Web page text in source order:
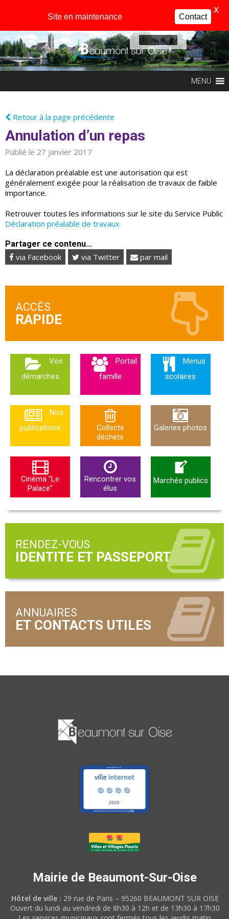
Profil
MENU
Retour à la page précédente
Annulation d’un repas
Publié le 27 janvier 2017
La déclaration préalable est une autorisation qui est
généralement exigée pour la réalisation de travaux de faible
importance.
Retrouver toutes les informations sur le site du Service Public
Déclaration préalable de travaux
Partager ce contenu...
via Facebook via Twitter par mail
ACCÈS
Vos
démarches
Portail
famille
Menus
scolaires
Nos
publications
Collecte
déchets
Galeries photos
Cinéma "Le
Palace"
Rencontrer vos
élus
Marchés publics
RENDEZ-VOUS
ANNUAIRES
Mairie de Beaumont-Sur-Oise
Hôtel de ville : 29 rue de Paris – 95260 BEAUMONT SUR OISE
Ouvert du lundi au vendredi de 8h30 à 12h et de 13h30 à 17h30
Site en maintenance Contact
X